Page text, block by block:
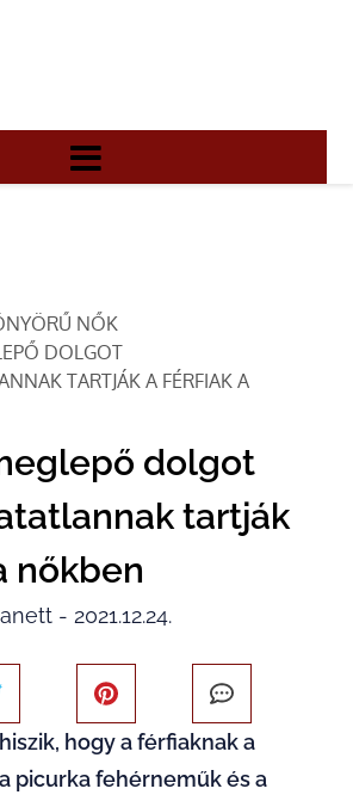
NŐK
DOLGOT
TARTJÁK A FÉRFIAK A
dolgot
tartják
nőkben
- 2021.12.24.
hogy a férfiaknak a
picurka fehérneműk és a